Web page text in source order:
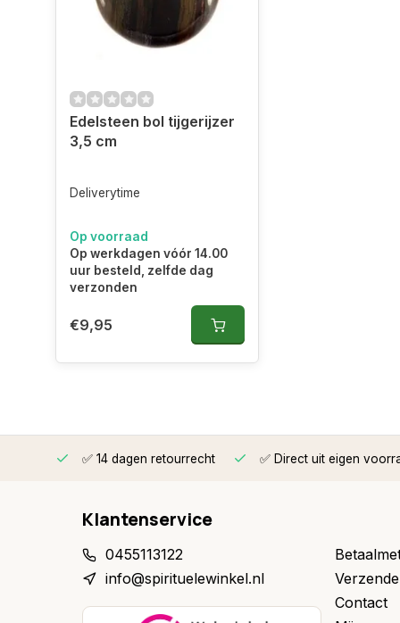
Edelsteen bol tijgerijzer
3,5 cm
Deliverytime
Op voorraad
Op werkdagen vóór 14.00
uur besteld, zelfde dag
verzonden
€9,95
✅ 14 dagen retourrecht ✅ Direct uit eigen
Klantenservice
0455113122
info@spirituelewinkel.nl
Contact